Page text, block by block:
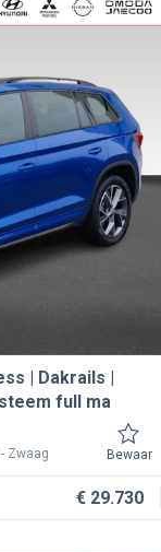
| Dakrails |
full ma
Zwaag Bewaar
€ 29.730